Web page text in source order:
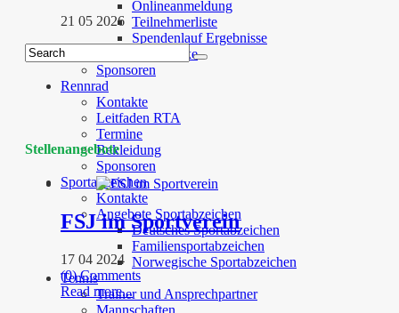
Onlineanmeldung
Teilnehmerliste
Spendenlauf Ergebnisse
Laufstrecke
Sponsoren
Rennrad
Kontakte
Leitfaden RTA
Termine
Bekleidung
Sponsoren
Sportabzeichen
Kontakte
Angebote Sportabzeichen
Deutsches Sportabzeichen
Familiensportabzeichen
Norwegische Sportabzeichen
Tennis
Trainer und Ansprechpartner
Mannschaften
21 05 2026
Stellenangebote
FSJ im Sportverein
17 04 2024
(0) Comments
Read more...